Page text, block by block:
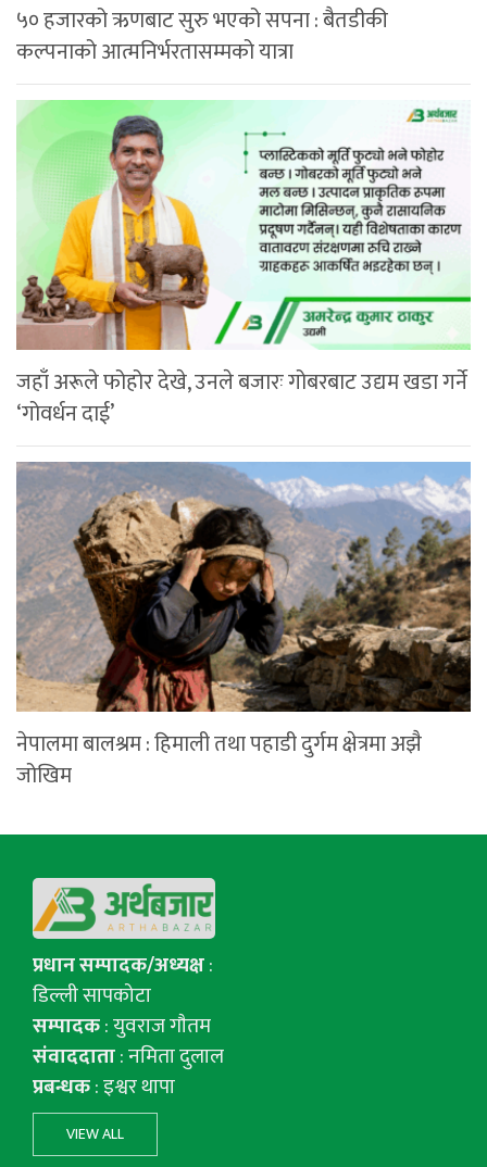
५० हजारको ऋणबाट सुरु भएको सपना : बैतडीकी
कल्पनाको आत्मनिर्भरतासम्मको यात्रा
जहाँ अरूले फोहोर देखे, उनले बजारः गोबरबाट उद्यम खडा गर्ने
‘गोवर्धन दाई’
नेपालमा बालश्रम : हिमाली तथा पहाडी दुर्गम क्षेत्रमा अझै
जोखिम
प्रधान सम्पादक/अध्यक्ष:
डिल्ली सापकोटा
सम्पादक: युवराज गाैतम
संवाददाता: नमिता दुलाल
प्रबन्धक: इश्वर थापा
VIEW ALL